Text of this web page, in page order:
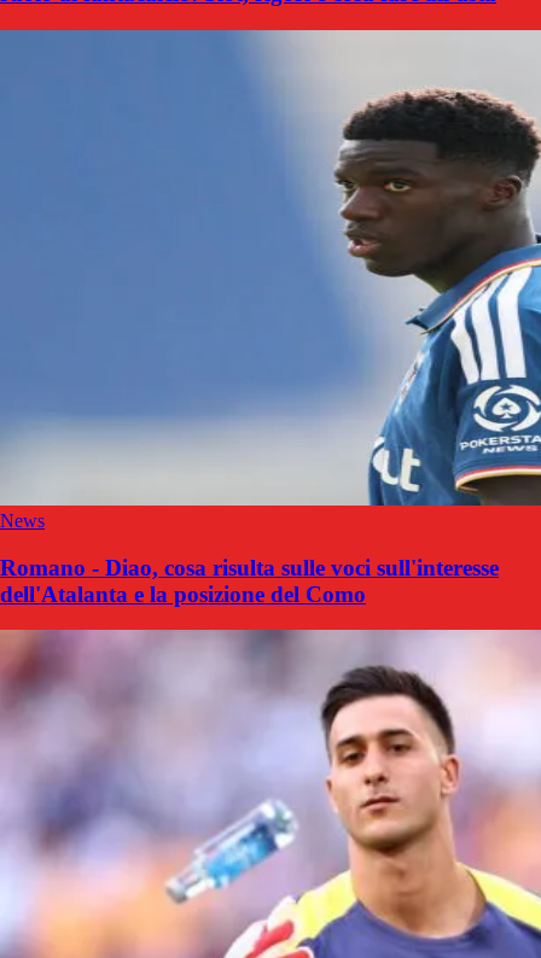
News
Romano - Diao, cosa risulta sulle voci sull'interesse
dell'Atalanta e la posizione del Como